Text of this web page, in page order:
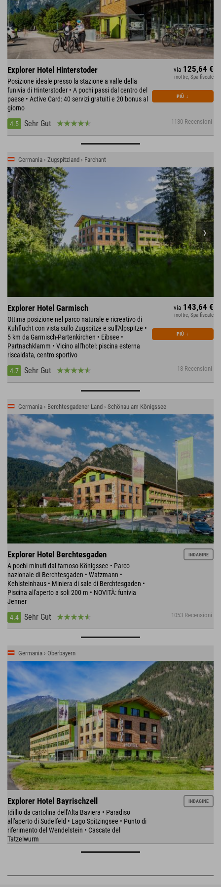
Explorer Hotel Hinterstoder
Posizione ideale presso la stazione a valle della
funivia di Hinterstoder • A pochi passi dal centro del
paese • Active Card: 40 servizi gratuiti e 20 bonus al
giorno
4.5
Sehr Gut 1130 Recensioni
via 125,64 €
inoltre, Spa fiscale
PIÙ ↓
Germania › Zugspitzland › Farchant
Explorer Hotel Garmisch
Ottima posizione nel parco naturale e ricreativo di
Kuhflucht con vista sullo Zugspitze e sull'Alpspitze •
5 km da Garmisch-Partenkirchen • Eibsee •
Partnachklamm • Vicino all'hotel: piscina esterna
riscaldata, centro sportivo
4.7
Sehr Gut 18 Recensioni
via 143,64 €
inoltre, Spa fiscale
PIÙ ↓
Germania › Berchtesgadener Land › Schönau am Königssee
Explorer Hotel Berchtesgaden
A pochi minuti dal famoso Königssee • Parco
nazionale di Berchtesgaden • Watzmann •
Kehlsteinhaus • Miniera di sale di Berchtesgaden •
Piscina all'aperto a soli 200 m • NOVITÀ: funivia
Jenner
4.4
Sehr Gut 1053 Recensioni
INDAGINE
Germania › Oberbayern
Explorer Hotel Bayrischzell
Idillio da cartolina dell'Alta Baviera • Paradiso
all'aperto di Sudelfeld • Lago Spitzingsee • Punto di
riferimento del Wendelstein • Cascate del
Tatzelwurm
INDAGINE